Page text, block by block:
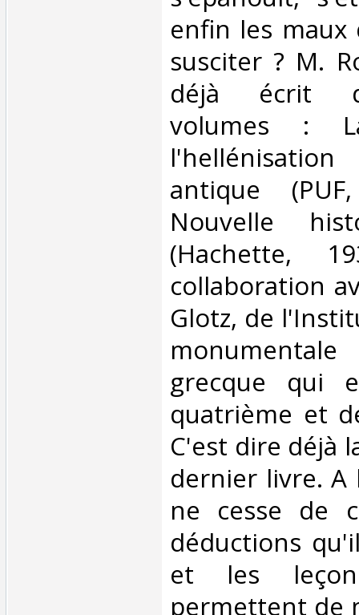
enfin les maux
susciter ? M.
déjà écrit
volumes :
antique
Nouvelle
(Hachette,
collaboration
Glotz, de
grecque qui
quatrième et
C'est dire déjà
dernier livre.
ne cesse de
déductions
et les
permettent de